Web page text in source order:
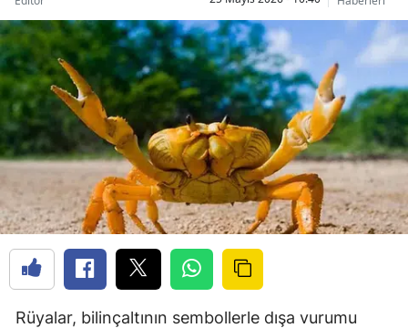
Rüyalar, bilinçaltının sembollerle dışa vurumu